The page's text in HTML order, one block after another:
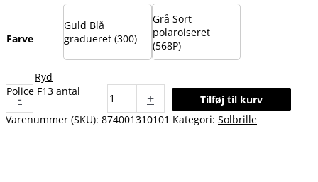
Farve
Guld Blå
gradueret (300)
Grå Sort
polaroiseret
(568P)
Ryd
-
Police F13 antal +
Tilføj til kurv
Varenummer (SKU): 874001310101 Kategori: Solbrille